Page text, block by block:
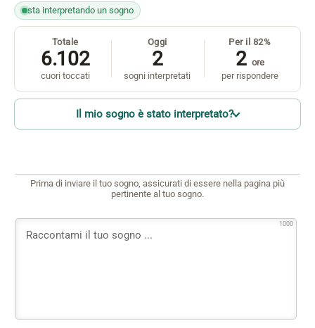
sta interpretando un sogno
Totale
6.102
cuori toccati
Oggi
2
sogni interpretati
Per il 82%
2 ore
per rispondere
Il mio sogno è stato interpretato?
Prima di inviare il tuo sogno, assicurati di essere nella pagina più
pertinente al tuo sogno.
1000